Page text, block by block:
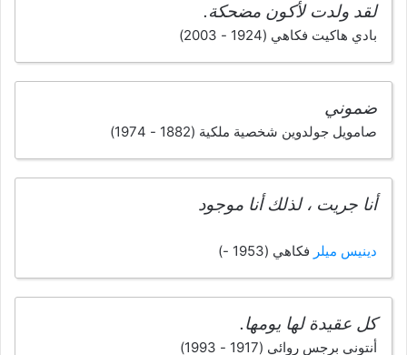
لقد ولدت لأكون مضحكة.
بادي هاكيت فكاهي (1924 - 2003)
ضموني
صامويل جولدوين شخصية ملكية (1882 - 1974)
أنا جريت ، لذلك أنا موجود
دينيس ميلر فكاهي (1953 -)
كل عقيدة لها يومها.
أنتوني برجس روائي (1917 - 1993)